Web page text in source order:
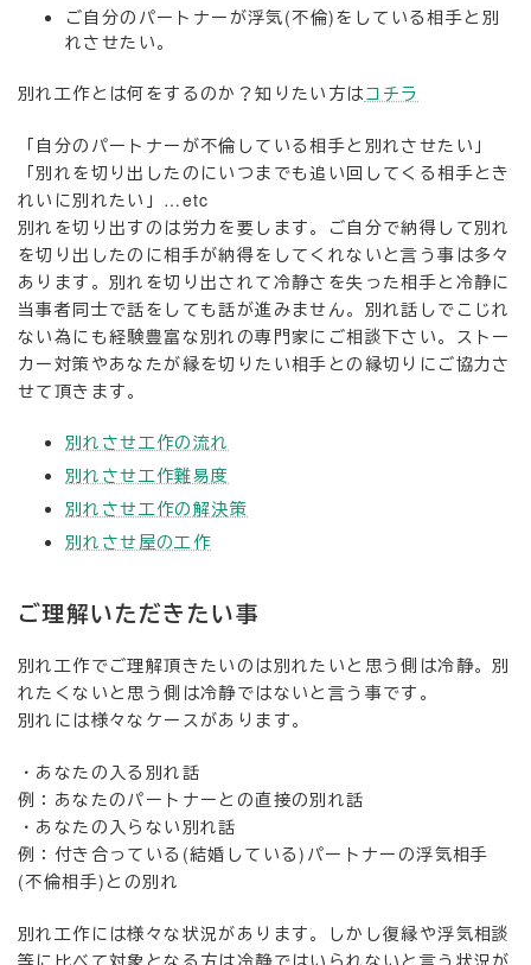
ご自分のパートナーが浮気(不倫)をしている相手と別
れさせたい。
別れ工作とは何をするのか？知りたい方はコチラ
「自分のパートナーが不倫している相手と別れさせたい」
「別れを切り出したのにいつまでも追い回してくる相手とき
れいに別れたい」…etc
別れを切り出すのは労力を要します。ご自分で納得して別れ
を切り出したのに相手が納得をしてくれないと言う事は多々
あります。別れを切り出されて冷静さを失った相手と冷静に
当事者同士で話をしても話が進みません。別れ話しでこじれ
ない為にも経験豊富な別れの専門家にご相談下さい。ストー
カー対策やあなたが縁を切りたい相手との縁切りにご協力さ
せて頂きます。
別れさせ工作の流れ
別れさせ工作難易度
別れさせ工作の解決策
別れさせ屋の工作
ご理解いただきたい事
別れ工作でご理解頂きたいのは別れたいと思う側は冷静。別
れたくないと思う側は冷静ではないと言う事です。
別れには様々なケースがあります。
・あなたの入る別れ話
例：あなたのパートナーとの直接の別れ話
・あなたの入らない別れ話
例：付き合っている(結婚している)パートナーの浮気相手
(不倫相手)との別れ
別れ工作には様々な状況があります。しかし復縁や浮気相談
等に比べて対象となる方は冷静ではいられないと言う状況が